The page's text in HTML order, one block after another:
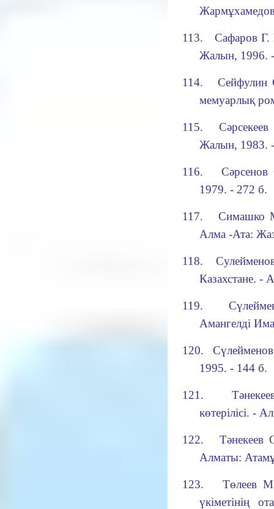
113.
Сафаров Г.
Жалын, 1996.
114.
Сейфулин
мемуарлық
115.
Жалын, 1983.
116.
1979. - 272 б.
117.
Симашко
Алма -Ата:
118.
Казахстане. -
119.
Амангелді
120.
1995. - 144 б.
121.
көтерілісі. -
122.
Алматы:
123.
Төлеев
үкіметінің